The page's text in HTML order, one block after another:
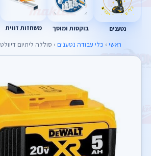
נטענים בוקסות ומוסך משחזות זווית
ראשי › כלי עבודה נטענים › סוללה ליתיום דיוולט 5AH 20V DeWALT